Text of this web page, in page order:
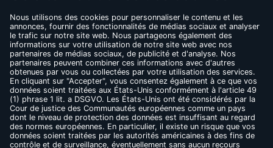
CONTACT
FAQ
MENTIONS LÉGALES
CONDITIONS D’UTILISATION